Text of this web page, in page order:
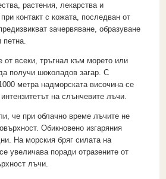
растения, лекарства и
контакт с кожата, последван от
зачервяване, образуване
петна.
от всеки, тръгнал към морето или
получи шоколадов загар. С
метра надморската височина се
на слънчевите лъчи.
че при облачно време лъчите не
Обикновено изгаряния
На морския бряг силата на
увеличава поради отразените от
лъчи.